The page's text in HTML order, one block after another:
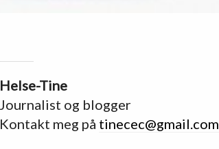
Helse-Tine
Journalist og blogger
Kontakt meg på tinecec@gmail.com